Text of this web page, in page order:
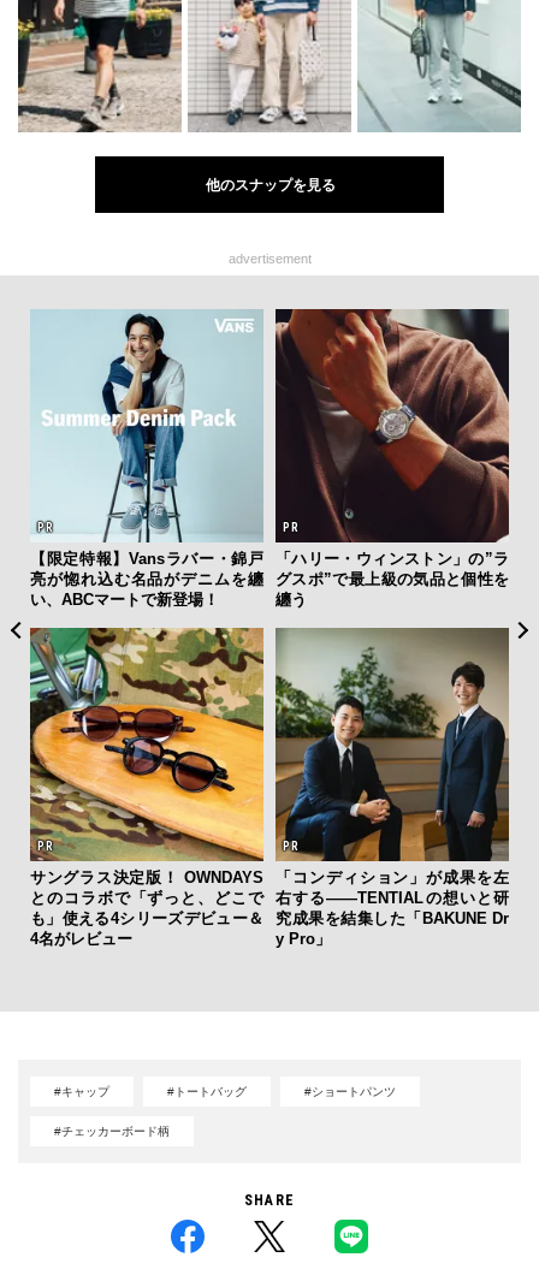
他のスナップを見る
advertisement
【限定特報】Vansラバー・錦戸
亮が惚れ込む名品がデニムを纏
い、ABCマートで新登場！
「ハリー・ウィンストン」の”ラ
グスポ”で最上級の気品と個性を
纏う
サングラス決定版！ OWNDAYS
とのコラボで「ずっと、どこで
も」使える4シリーズデビュー＆
4名がレビュー
「コンディション」が成果を左
右する——TENTIALの想いと研
究成果を結集した「BAKUNE Dr
y Pro」
#キャップ #トートバッグ #ショートパンツ
#チェッカーボード柄
SHARE